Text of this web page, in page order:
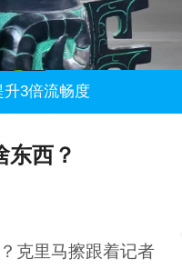
3倍流畅度
东西？
克里马擦跟着记者